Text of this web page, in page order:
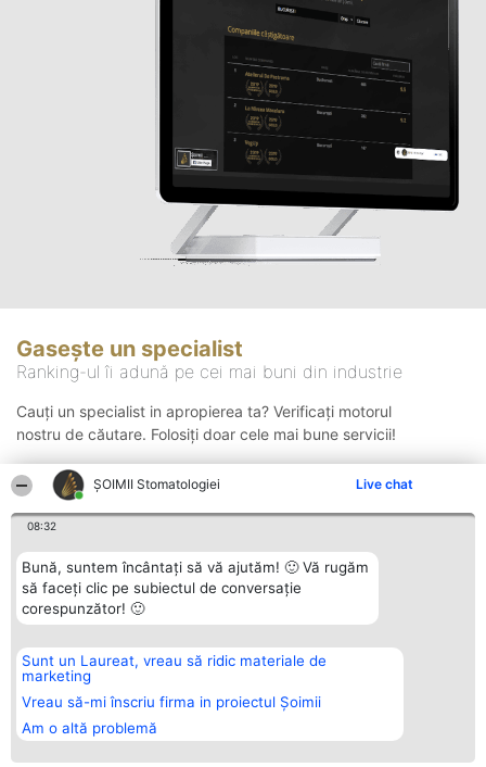
ȘOIMII Stomatologiei Live chat
08:32
Bună, suntem încântați să vă ajutăm! 🙂 Vă rugăm
să faceți clic pe subiectul de conversație
corespunzător! 🙂
Sunt un Laureat, vreau să ridic materiale de
marketing
Vreau să-mi înscriu firma in proiectul Șoimii
Am o altă problemă
Gasește un specialist
Ranking-ul îi adună pe cei mai buni din industrie
Cauți un specialist in apropierea ta? Verificați motorul
nostru de căutare. Folosiți doar cele mai bune servicii!
Organizator Ranking
BRIGHT SOLUTIONS BR SRL
Aleea Timisul De Sus 2 Bl. A30
Sc. A Et. 4 Ap. 13 Cod 061952
București
CUI 36737675
Plebiscyt
Lista Tuturor
Laureaților
Statut
Contact